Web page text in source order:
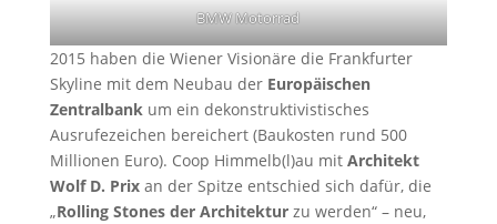
BMW Motorrad
2015 haben die Wiener Visionäre die Frankfurter
Skyline mit dem Neubau der Europäischen
Zentralbank um ein dekonstruktivistisches
Ausrufezeichen bereichert (Baukosten rund 500
Millionen Euro). Coop Himmelb(l)au mit Architekt
Wolf D. Prixan der Spitze entschied sich dafür, die
„Rolling Stones der Architekturzu werden“ – neu,